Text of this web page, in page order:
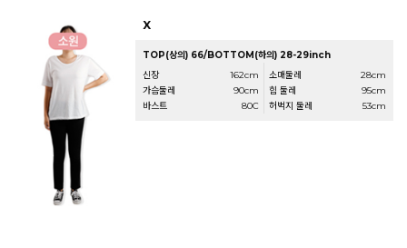
X
TOP(상의) 66/BOTTOM(하의) 28-29inch
신장
162cm
가슴둘레
90cm
바스트
80C
소매둘레
28cm
힙 둘레
95cm
허벅지 둘레
53cm